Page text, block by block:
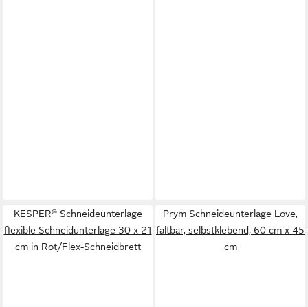
KESPER® Schneideunterlage
flexible Schneidunterlage 30 x 21
cm in Rot/Flex-Schneidbrett
Prym Schneideunterlage Love,
faltbar, selbstklebend, 60 cm x 45
cm